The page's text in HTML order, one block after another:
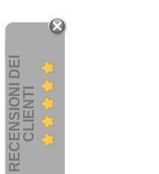
R
E
C
E
N
S
I
ON
I
D
E
I
C
L
I
E
N
TI